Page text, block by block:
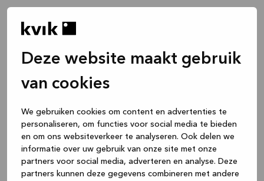
Deze website maakt gebruik
van cookies
We gebruiken cookies om content en advertenties te
personaliseren, om functies voor social media te bieden
en om ons websiteverkeer te analyseren. Ook delen we
informatie over uw gebruik van onze site met onze
partners voor social media, adverteren en analyse. Deze
partners kunnen deze gegevens combineren met andere